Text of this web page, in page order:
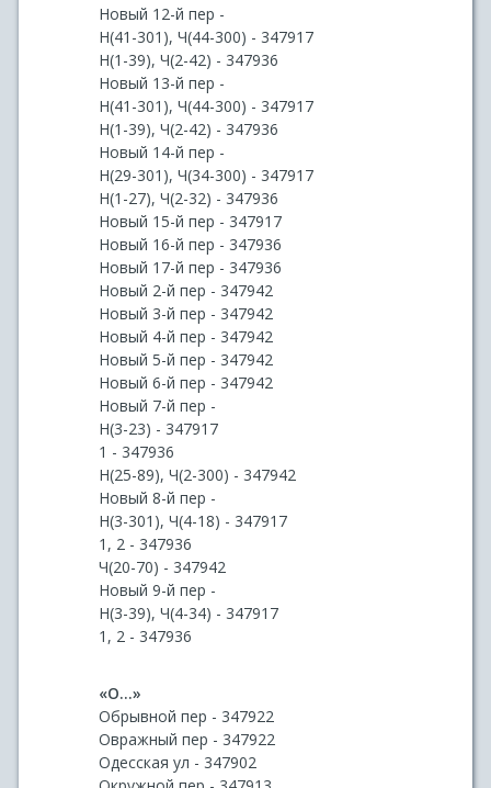
Новый 12-й пер -
Н(41-301), Ч(44-300) - 347917
Н(1-39), Ч(2-42) - 347936
Новый 13-й пер -
Н(41-301), Ч(44-300) - 347917
Н(1-39), Ч(2-42) - 347936
Новый 14-й пер -
Н(29-301), Ч(34-300) - 347917
Н(1-27), Ч(2-32) - 347936
Новый 15-й пер - 347917
Новый 16-й пер - 347936
Новый 17-й пер - 347936
Новый 2-й пер - 347942
Новый 3-й пер - 347942
Новый 4-й пер - 347942
Новый 5-й пер - 347942
Новый 6-й пер - 347942
Новый 7-й пер -
Н(3-23) - 347917
1 - 347936
Н(25-89), Ч(2-300) - 347942
Новый 8-й пер -
Н(3-301), Ч(4-18) - 347917
1, 2 - 347936
Ч(20-70) - 347942
Новый 9-й пер -
Н(3-39), Ч(4-34) - 347917
1, 2 - 347936
«О...»
Обрывной пер - 347922
Овражный пер - 347922
Одесская ул - 347902